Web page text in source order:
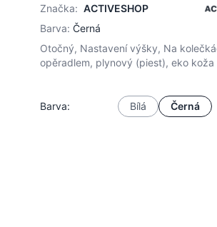
Značka: ACTIVESHOP
Barva: Černá
Otočný, Nastavení výšky, Na
opěradlem, plynový (piest), eko koža
Barva: Bílá Černá